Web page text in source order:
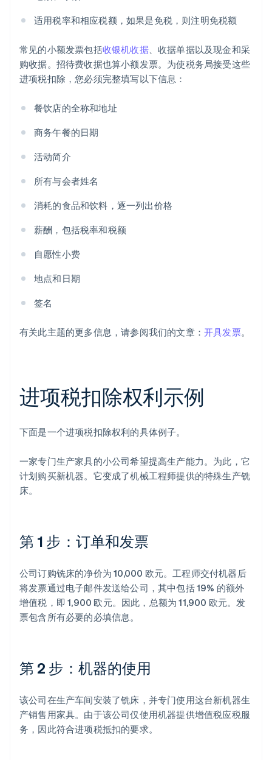
适用税率和相应税额，如果是免税，则注明免税额
常见的小额发票包括收银机收据、收据单据以及现金和采
购收据。招待费收据也算小额发票。为使税务局接受这些
进项税扣除，您必须完整填写以下信息：
餐饮店的全称和地址
商务午餐的日期
活动简介
所有与会者姓名
消耗的食品和饮料，逐一列出价格
薪酬，包括税率和税额
自愿性小费
地点和日期
签名
有关此主题的更多信息，请参阅我们的文章： 开具发票。
进项税扣除权利示例
下面是一个进项税扣除权利的具体例子。
一家专门生产家具的小公司希望提高生产能力。为此，它
计划购买新机器。它变成了机械工程师提供的特殊生产铣
床。
第 1 步：订单和发票
公司订购铣床的净价为 10,000 欧元。工程师交付机器后
将发票通过电子邮件发送给公司，其中包括 19% 的额外
增值税，即 1,900 欧元。因此，总额为 11,900 欧元。发
票包含所有必要的必填信息。
第 2 步：机器的使用
该公司在生产车间安装了铣床，并专门使用这台新机器生
产销售用家具。由于该公司仅使用机器提供增值税应税服
务，因此符合进项税抵扣的要求。